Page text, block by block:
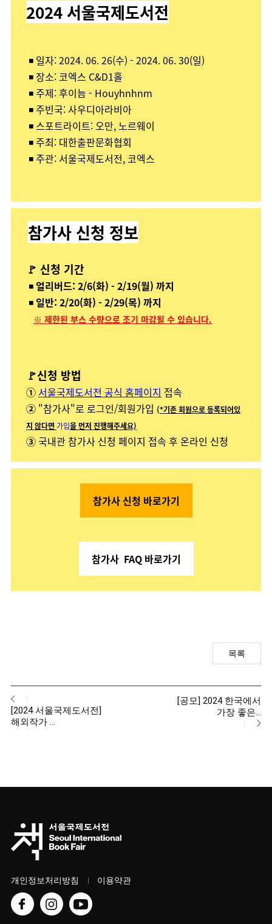
2024 서울국제도서전
◾ 일자: 2024. 06. 26(수) - 2024. 06. 30(일)
◾ 장소: 코엑스 C&D1홀
◾ 주제: 후이늠 - Houyhnhnm
◾ 주빈국: 사우디아라비아
◾ 스포트라이트: 오만, 노르웨이
◾ 주최: 대한출판문화협회
◾ 주관: 서울국제도서전, 코엑스
참가사 신청 정보
🚩 신청 기간
◾얼리버드: 2/6(화) - 2/19(월) 까지
◾ 일반: 2/20(화) - 2/29(목) 까지
※ 제한된 부스 수량으로 조기 마감될 수 있습니다.
🚩신청 방법
① 서울국제도서전 공식 홈페이지 접속
② "참가사"로 로그인/회원가입 (*기존 회원으로 등록되어있
지 않다면 가입을 먼저 진행해주세요)
③국내관 참가사 신청 페이지 접속 후 온라인 신청
참가사 신청 바로가기
참가사 FAQ 바로가기
목록
[2024 서울국제도서전]
해외작가 …
[공모] 2024 한국에서
가장 좋은…
개인정보처리방침 이용약관